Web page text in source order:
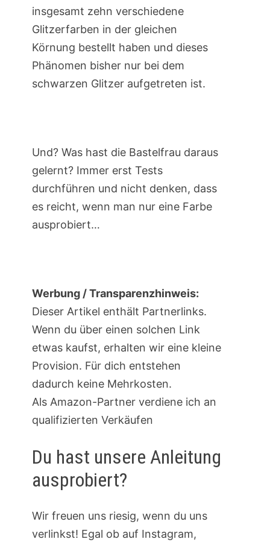
insgesamt zehn verschiedene
Glitzerfarben in der gleichen
Körnung bestellt haben und dieses
Phänomen bisher nur bei dem
schwarzen Glitzer aufgetreten ist.
Und? Was hast die Bastelfrau daraus
gelernt? Immer erst Tests
durchführen und nicht denken, dass
es reicht, wenn man nur eine Farbe
ausprobiert…
Werbung / Transparenzhinweis:
Dieser Artikel enthält Partnerlinks.
Wenn du über einen solchen Link
etwas kaufst, erhalten wir eine kleine
Provision. Für dich entstehen
dadurch keine Mehrkosten.
Als Amazon-Partner verdiene ich an
qualifizierten Verkäufen
Du hast unsere Anleitung
ausprobiert?
Wir freuen uns riesig, wenn du uns
verlinkst! Egal ob auf Instagram,